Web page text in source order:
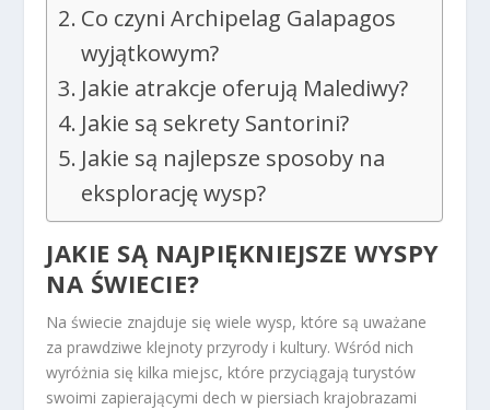
Co czyni Archipelag Galapagos
wyjątkowym?
Jakie atrakcje oferują Malediwy?
Jakie są sekrety Santorini?
Jakie są najlepsze sposoby na
eksplorację wysp?
JAKIE SĄ NAJPIĘKNIEJSZE WYSPY
NA ŚWIECIE?
Na świecie znajduje się wiele wysp, które są uważane
za prawdziwe klejnoty przyrody i kultury. Wśród nich
wyróżnia się kilka miejsc, które przyciągają turystów
swoimi zapierającymi dech w piersiach krajobrazami